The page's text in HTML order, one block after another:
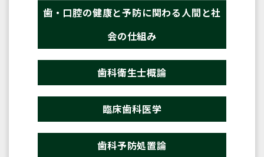
歯・口腔の健康と予防に関わる人間と社
会の仕組み
歯科衛生士概論
臨床歯科医学
歯科予防処置論